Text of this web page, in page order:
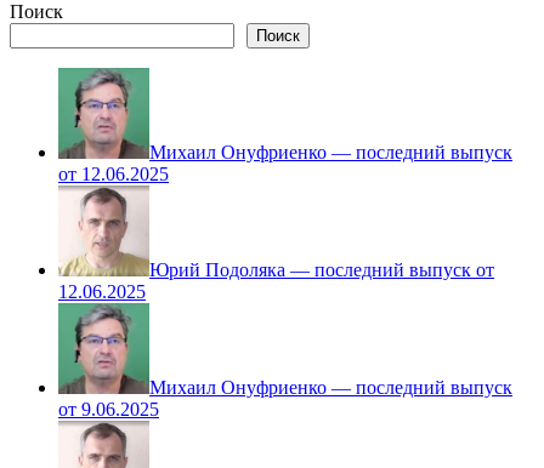
Поиск
Поиск
Михаил Онуфриенко — последний выпуск
от 12.06.2025
Юрий Подоляка — последний выпуск от
12.06.2025
Михаил Онуфриенко — последний выпуск
от 9.06.2025